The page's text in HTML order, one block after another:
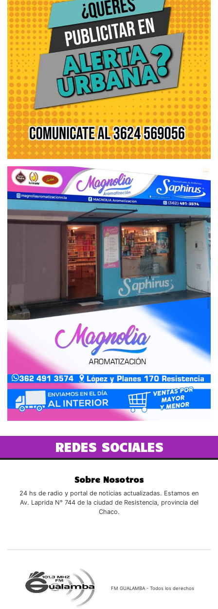
REDES SOCIALES
Sobre Nosotros
24 hs de radio y portal de noticias actualizadas. Estamos en
Av. Laprida N° 744 de la ciudad de Resistencia, provincia del
Chaco.
FM GUALAMBA - Todos los derechos